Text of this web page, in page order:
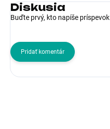
Diskusia
Buďte prvý, kto napíše
Pridať komentár